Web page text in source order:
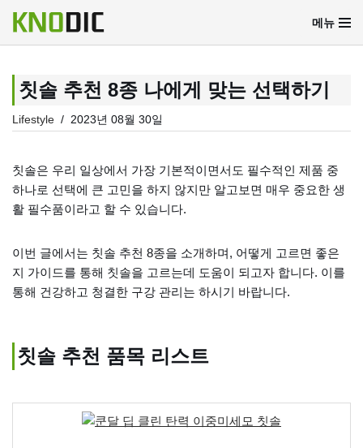
콘
츠
로
건
기
메뉴
칫솔 추천 8종 나에게 맞는 선택하기
Lifestyle 2023년 08월 30일
칫솔은 우리 일상에서 가장 기본적이면서도 필수적인 제품 중
하나로 선택에 큰 고민을 하지 않지만 알고보면 매우 중요한 생
활 필수품이라고 할 수 있습니다.
이번 글에서는 칫솔 추천 8종을 소개하며, 어떻게 고르면 좋은
지 가이드를 통해 칫솔을 고르는데 도움이 되고자 합니다. 이를
통해 건강하고 청결한 구강 관리는 하시기 바랍니다.
칫솔 추천 품목 리스트